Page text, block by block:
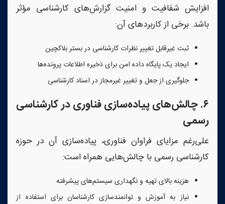
افزایش شفافیت و امنیت گزارش‌های کارشناسی مؤثر
باشد. برخی از کاربردهای آن:
ثبت غیرقابل تغییر نظرات کارشناسی در بستر بلاکچین
ایجاد یک پایگاه داده امن برای ذخیره اطلاعات پرونده‌ها
جلوگیری از جعل و تغییر غیرمجاز در اسناد کارشناسی
۶.چالش‌های پیاده‌سازی فناوری در کارشناسی
رسمی
علی‌رغم مزایای فراوان فناوری، پیاده‌سازی آن در حوزه
کارشناسی رسمی با چالش‌هایی همراه است:
هزینه بالای تهیه و نگهداری سیستم‌های پیشرفته
نیاز به آموزش و توانمندسازی کارشناسان برای استفاده از